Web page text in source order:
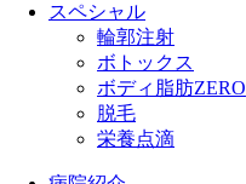
スペシャル
輪郭注射
ボトックス
ボディ脂肪ZERO
脱毛
栄養点滴